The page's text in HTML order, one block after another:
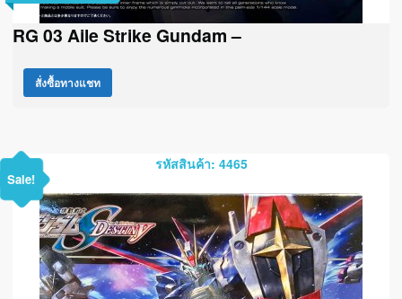
RG 03 Aile Strike Gundam –
สั่งซื้อทางแชท
รหัสสินค้า: 4465
Sale!